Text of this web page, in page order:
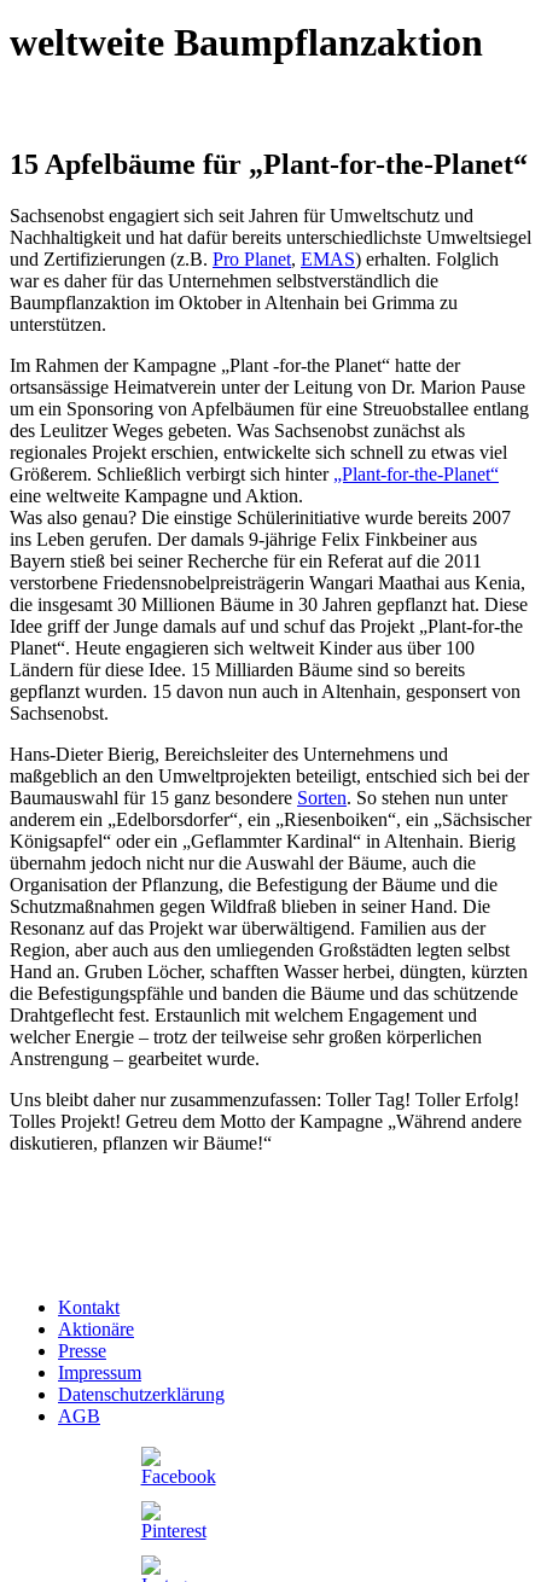
weltweite Baumpflanzaktion
15 Apfelbäume für „Plant-for-the-Planet“
Sachsenobst engagiert sich seit Jahren für Umweltschutz und
Nachhaltigkeit und hat dafür bereits unterschiedlichste Umweltsiegel
und Zertifizierungen (z.B. Pro Planet, EMAS) erhalten. Folglich
war es daher für das Unternehmen selbstverständlich die
Baumpflanzaktion im Oktober in Altenhain bei Grimma zu
unterstützen.
Im Rahmen der Kampagne „Plant -for-the Planet“ hatte der
ortsansässige Heimatverein unter der Leitung von Dr. Marion Pause
um ein Sponsoring von Apfelbäumen für eine Streuobstallee entlang
des Leulitzer Weges gebeten. Was Sachsenobst zunächst als
regionales Projekt erschien, entwickelte sich schnell zu etwas viel
Größerem. Schließlich verbirgt sich hinter „Plant-for-the-Planet“
eine weltweite Kampagne und Aktion.
Was also genau? Die einstige Schülerinitiative wurde bereits 2007
ins Leben gerufen. Der damals 9-jährige Felix Finkbeiner aus
Bayern stieß bei seiner Recherche für ein Referat auf die 2011
verstorbene Friedensnobelpreisträgerin Wangari Maathai aus Kenia,
die insgesamt 30 Millionen Bäume in 30 Jahren gepflanzt hat. Diese
Idee griff der Junge damals auf und schuf das Projekt „Plant-for-the
Planet“. Heute engagieren sich weltweit Kinder aus über 100
Ländern für diese Idee. 15 Milliarden Bäume sind so bereits
gepflanzt wurden. 15 davon nun auch in Altenhain, gesponsert von
Sachsenobst.
Hans-Dieter Bierig, Bereichsleiter des Unternehmens und
maßgeblich an den Umweltprojekten beteiligt, entschied sich bei der
Baumauswahl für 15 ganz besondere Sorten. So stehen nun unter
anderem ein „Edelborsdorfer“, ein „Riesenboiken“, ein „Sächsischer
Königsapfel“ oder ein „Geflammter Kardinal“ in Altenhain. Bierig
übernahm jedoch nicht nur die Auswahl der Bäume, auch die
Organisation der Pflanzung, die Befestigung der Bäume und die
Schutzmaßnahmen gegen Wildfraß blieben in seiner Hand. Die
Resonanz auf das Projekt war überwältigend. Familien aus der
Region, aber auch aus den umliegenden Großstädten legten selbst
Hand an. Gruben Löcher, schafften Wasser herbei, düngten, kürzten
die Befestigungspfähle und banden die Bäume und das schützende
Drahtgeflecht fest. Erstaunlich mit welchem Engagement und
welcher Energie – trotz der teilweise sehr großen körperlichen
Anstrengung – gearbeitet wurde.
Uns bleibt daher nur zusammenzufassen: Toller Tag! Toller Erfolg!
Tolles Projekt! Getreu dem Motto der Kampagne „Während andere
diskutieren, pflanzen wir Bäume!“
Kontakt
Aktionäre
Presse
Impressum
Datenschutzerklärung
AGB